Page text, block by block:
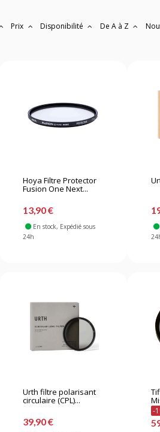
Prix Disponibilité De A à Z
Hoya Filtre Protector
Fusion One Next...
13,90 €
En stock, Expédié sous
24h
Urth filtre polarisant
circulaire (CPL)...
39,90 €
-